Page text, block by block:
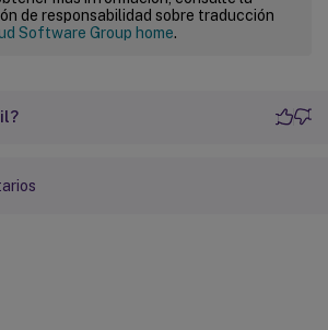
de responsabilidad sobre traducción
Software Group home.